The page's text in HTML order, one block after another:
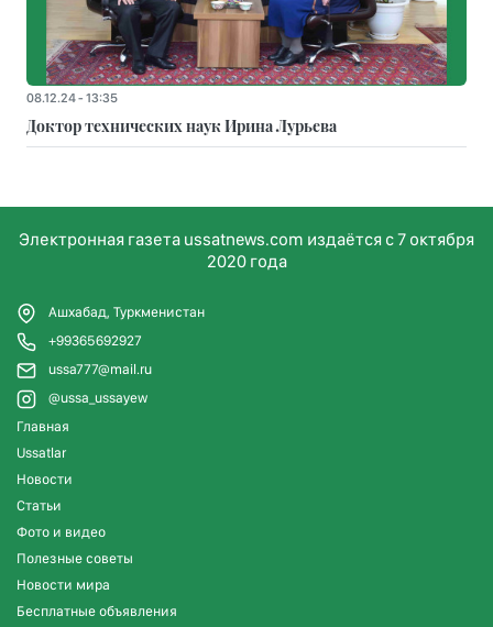
08.12.24 - 13:35
Доктор технических наук Ирина Лурьева
Электронная газета ussatnews.com издаётся с 7 октября
2020 года
Ашхабад, Туркменистан
+99365692927
ussa777@mail.ru
@ussa_ussayew
Главная
Ussatlar
Новости
Статьи
Фото и видео
Полезные советы
Новости мира
Бесплатные объявления